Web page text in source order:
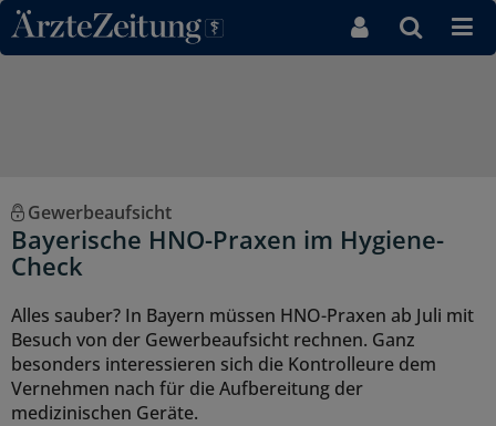
Direkt zum Inhaltsbereich
Gewerbeaufsicht
Bayerische HNO-Praxen im Hygiene-
Check
Alles sauber? In Bayern müssen HNO-Praxen ab Juli mit
Besuch von der Gewerbeaufsicht rechnen. Ganz
besonders interessieren sich die Kontrolleure dem
Vernehmen nach für die Aufbereitung der
medizinischen Geräte.